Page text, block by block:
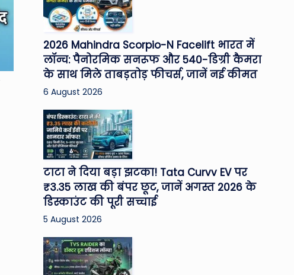
2026 Mahindra Scorpio-N Facelift भारत में
लॉन्च: पैनोरमिक सनरूफ और 540-डिग्री कैमरा
के साथ मिले ताबड़तोड़ फीचर्स, जानें नई कीमत
6 August 2026
टाटा ने दिया बड़ा झटका! Tata Curvv EV पर
₹3.35 लाख की बंपर छूट, जानें अगस्त 2026 के
डिस्काउंट की पूरी सच्चाई
5 August 2026